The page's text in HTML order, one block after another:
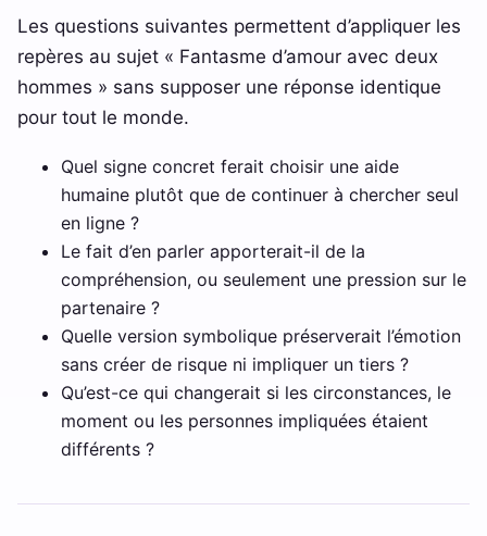
Les questions suivantes permettent d’appliquer les
repères au sujet « Fantasme d’amour avec deux
hommes » sans supposer une réponse identique
pour tout le monde.
Quel signe concret ferait choisir une aide
humaine plutôt que de continuer à chercher seul
en ligne ?
Le fait d’en parler apporterait-il de la
compréhension, ou seulement une pression sur le
partenaire ?
Quelle version symbolique préserverait l’émotion
sans créer de risque ni impliquer un tiers ?
Qu’est-ce qui changerait si les circonstances, le
moment ou les personnes impliquées étaient
différents ?